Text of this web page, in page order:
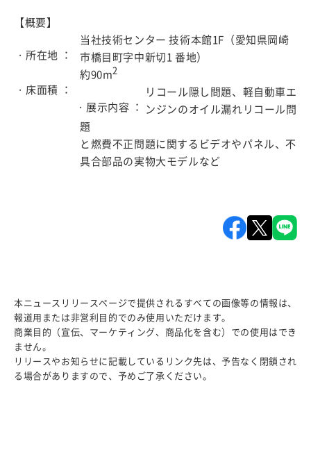
本ニュースリリースページで提供されるすべての画像等の情報は、
報道用または非営利目的でのみ使用いただけます。
商業目的（宣伝、マーケティング、商品化を含む）での使用はでき
ません。
リリースやお知らせに記載しているリンク先は、予告なく閉鎖され
る場合がありますので、予めご了承ください。
【概要】
· 所在地 ：
当社技術センター 技術本館1F（愛知県岡崎
市橋目町字中新切1 番地）
· 床面積 ：
約90m2
· 展示内容 ：
リコール隠し問題、軽自動車エ
ンジンのオイル漏れリコール問
題
と燃費不正問題に関するビデオやパネル、不
具合部品の実物大モデルなど